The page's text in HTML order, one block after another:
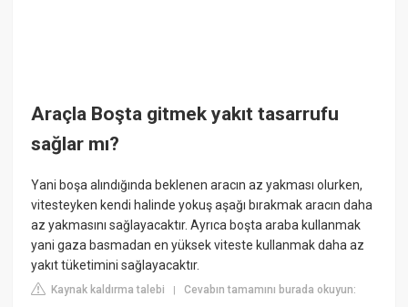
Araçla Boşta gitmek yakıt tasarrufu
sağlar mı?
Yani boşa alındığında beklenen aracın az yakması olurken,
vitesteyken kendi halinde yokuş aşağı bırakmak aracın daha
az yakmasını sağlayacaktır. Ayrıca boşta araba kullanmak
yani gaza basmadan en yüksek viteste kullanmak daha az
yakıt tüketimini sağlayacaktır.
Kaynak kaldırma talebi |Cevabın tamamını burada okuyun: